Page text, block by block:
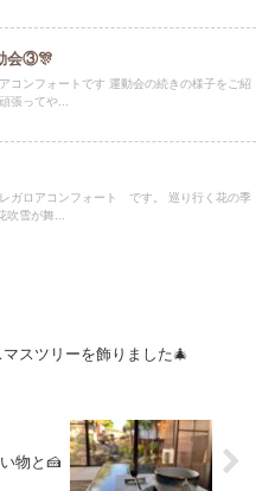
会③🎊
張ってや...
吹雪が舞...
マスツリーを飾りました🎄
物と🍰